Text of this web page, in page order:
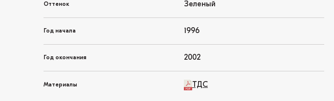
Оттенок Зеленый
Год начала 1996
Год окончания 2002
Материалы ТДС